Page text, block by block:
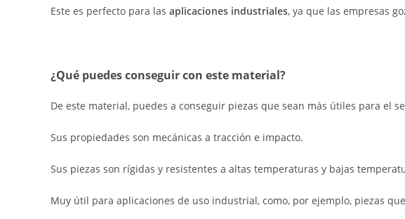
Este es perfecto para las aplicaciones industriales, ya que las empresas
¿Qué puedes conseguir con este material?
De este material, puedes a conseguir piezas que sean más útiles para el
Sus propiedades son mecánicas a tracción e impacto.
Sus piezas son rígidas y resistentes a altas temperaturas y bajas
Muy útil para aplicaciones de uso industrial, como, por ejemplo, piezas